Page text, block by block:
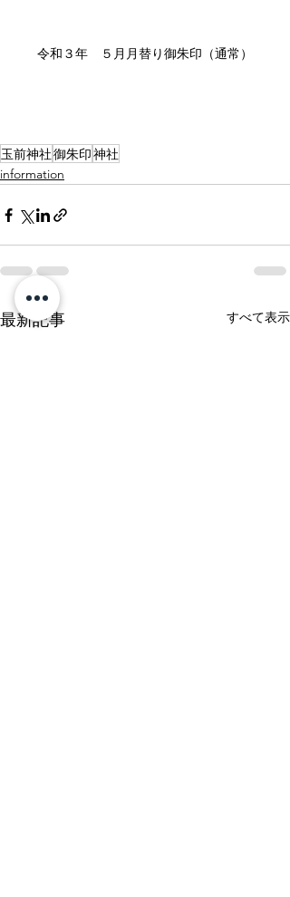
令和３年　５月月替り御朱印（通常）
玉前神社御朱印神社
information
最新記事 すべて表示